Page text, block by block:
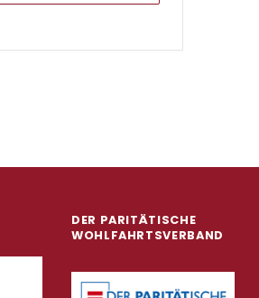
DER PARITÄTISCHE
WOHLFAHRTSVERBAND